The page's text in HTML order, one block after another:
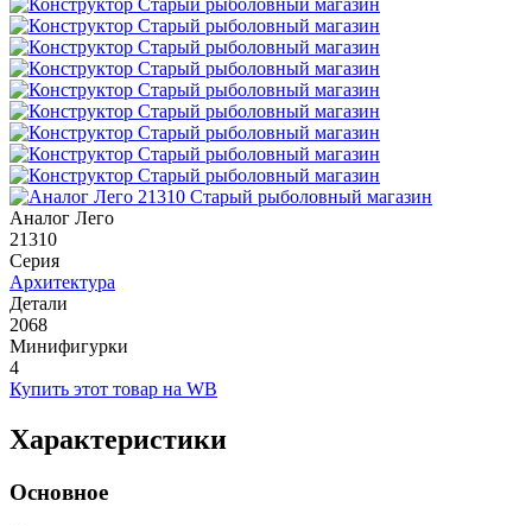
Аналог Лего
21310
Серия
Архитектура
Детали
2068
Минифигурки
4
Купить этот товар на WB
Характеристики
Основное